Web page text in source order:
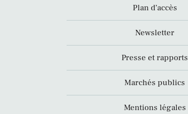
Plan d’accès
Newsletter
Presse et rapports
Marchés publics
Mentions légales